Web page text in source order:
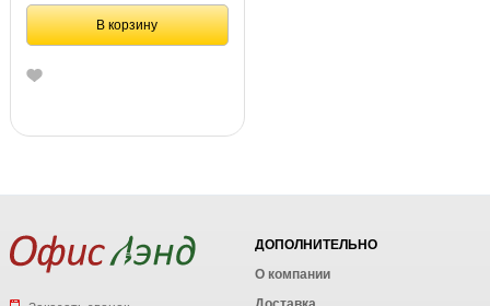
В корзину
ДОПОЛНИТЕЛЬНО
О компании